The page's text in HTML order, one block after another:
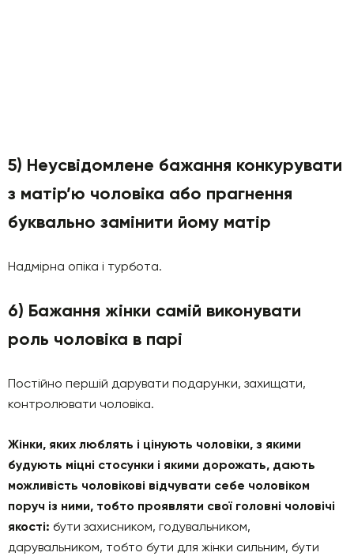
5) Неусвідомлене бажання конкурувати
з матір’ю чоловіка або прагнення
буквально замінити йому матір
Надмірна опіка і турбота.
6) Бажання жінки самій виконувати
роль чоловіка в парі
Постійно першій дарувати подарунки, захищати,
контролювати чоловіка.
Жінки, яких люблять і цінують чоловіки, з якими
будують міцні стосунки і якими дорожать, дають
можливість чоловікові відчувати себе чоловіком
поруч із ними, тобто проявляти свої головні чоловічі
якості: бути захисником, годувальником,
дарувальником, тобто бути для жінки сильним, бути